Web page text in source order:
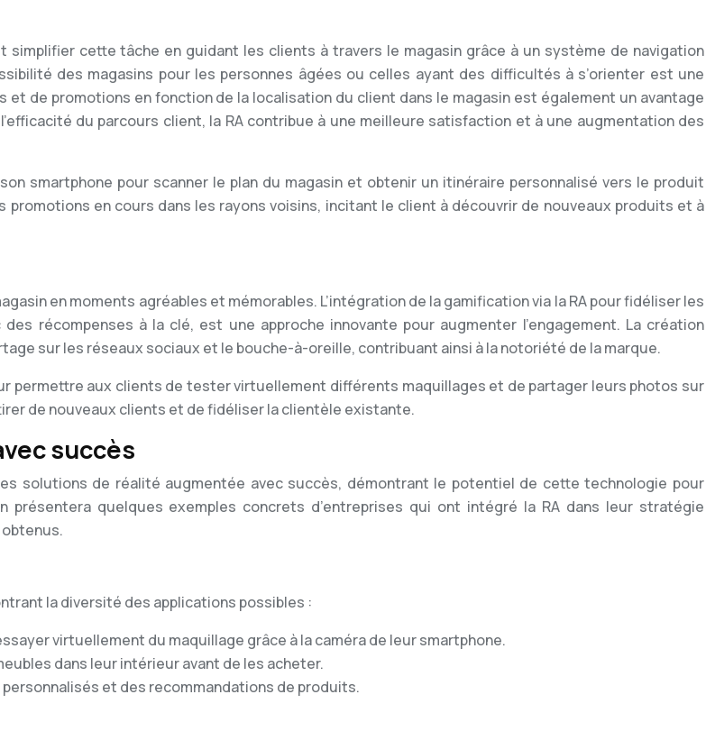
simplifier cette tâche en guidant les clients à travers le magasin grâce à un système de navigation
des magasins pour les personnes âgées ou celles ayant des difficultés à s’orienter est une
et de promotions en fonction de la localisation du client dans le magasin est également un avantage
du parcours client, la RA contribue à une meilleure satisfaction et à une augmentation des
smartphone pour scanner le plan du magasin et obtenir un itinéraire personnalisé vers le produit
en cours dans les rayons voisins, incitant le client à découvrir de nouveaux produits et à
en moments agréables et mémorables. L’intégration de la gamification via la RA pour fidéliser les
récompenses à la clé, est une approche innovante pour augmenter l’engagement. La création
sur les réseaux sociaux et le bouche-à-oreille, contribuant ainsi à la notoriété de la marque.
permettre aux clients de tester virtuellement différents maquillages et de partager leurs photos sur
de nouveaux clients et de fidéliser la clientèle existante.
succès
solutions de réalité augmentée avec succès, démontrant le potentiel de cette technologie pour
quelques exemples concrets d’entreprises qui ont intégré la RA dans leur stratégie
la diversité des applications possibles :
virtuellement du maquillage grâce à la caméra de leur smartphone.
dans leur intérieur avant de les acheter.
personnalisés et des recommandations de produits.